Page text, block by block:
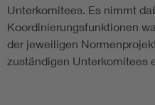
Unterkomitees. Es nimmt
Koordinierungsfunktionen
der jeweiligen
zuständigen Unterkomitees